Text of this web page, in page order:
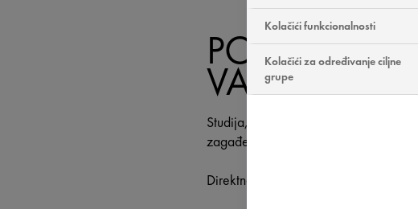
VAŠOJ KOŽI
Studija, realizovana u Meksiku na
zagađenom području, jasno je
Direktne posledice zagađenja na kožu
Kolačići funkcionalnosti
Kolačići za određivanje ciljne
grupe